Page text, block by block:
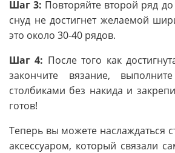
Шаг 3: Повторяйте второй ряд
снуд не достигнет желаемой
это около 30-40 рядов.
Шаг 4: После того как
закончите вязание,
столбиками без накида и
готов!
Теперь вы можете наслаждаться
аксессуаром, который связали